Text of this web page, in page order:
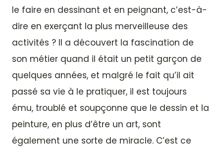
le faire en dessinant et en peignant, c’est-à-
dire en exerçant la plus merveilleuse des
activités ? Il a découvert la fascination de
son métier quand il était un petit garçon de
quelques années, et malgré le fait qu’il ait
passé sa vie à le pratiquer, il est toujours
ému, troublé et soupçonne que le dessin et la
peinture, en plus d’être un art, sont
également une sorte de miracle. C’est ce